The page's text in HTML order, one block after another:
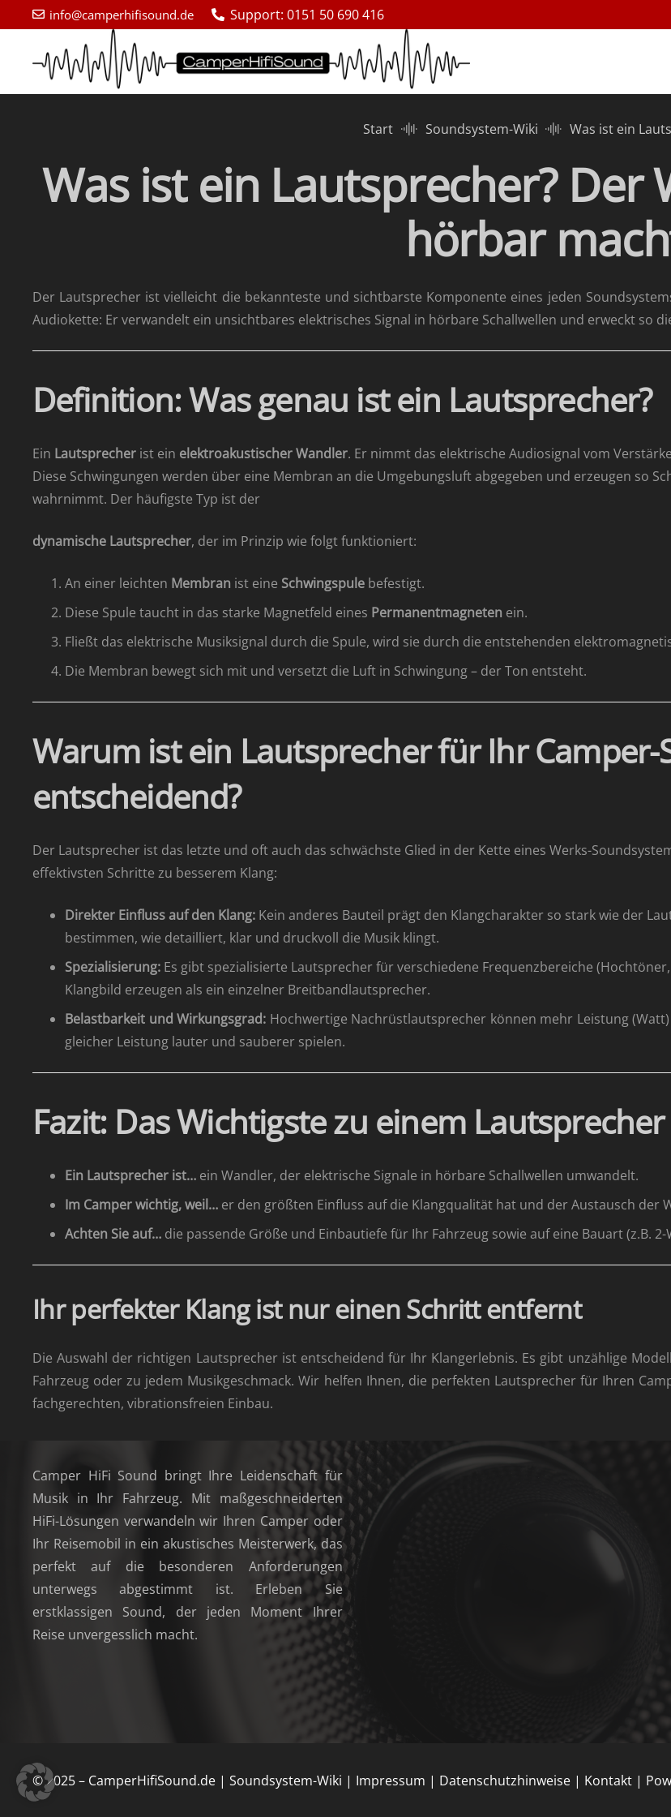
info@camperhifisound.de Support: 0151 50 690 416
Start Soundsystem-Wiki Was ist ein
Was ist ein Lautsprecher? Der
hörbar
Der Lautsprecher ist vielleicht die bekannteste und sichtbarste Komponente eines jeden
Audiokette: Er verwandelt ein unsichtbares elektrisches Signal in hörbare Schallwellen und erweckt so
Definition: Was genau ist ein Lautsprecher?
Ein Lautsprecher ist ein elektroakustischer Wandler. Er nimmt das elektrische Audiosignal vom
Diese Schwingungen werden über eine Membran an die Umgebungsluft abgegeben und erzeugen so
wahrnimmt. Der häufigste Typ ist der
dynamische Lautsprecher, der im Prinzip wie folgt funktioniert:
An einer leichten Membran ist eine Schwingspule befestigt.
Diese Spule taucht in das starke Magnetfeld eines Permanentmagneten ein.
Fließt das elektrische Musiksignal durch die Spule, wird sie durch die entstehenden
Die Membran bewegt sich mit und versetzt die Luft in Schwingung – der Ton entsteht.
Warum ist ein Lautsprecher für Ihr
entscheidend?
Der Lautsprecher ist das letzte und oft auch das schwächste Glied in der Kette eines Werks-
effektivsten Schritte zu besserem Klang:
Direkter Einfluss auf den Klang: Kein anderes Bauteil prägt den Klangcharakter so stark wie der
bestimmen, wie detailliert, klar und druckvoll die Musik klingt.
Spezialisierung: Es gibt spezialisierte Lautsprecher für verschiedene Frequenzbereiche
Klangbild erzeugen als ein einzelner Breitbandlautsprecher.
Belastbarkeit und Wirkungsgrad: Hochwertige Nachrüstlautsprecher können mehr Leistung
gleicher Leistung lauter und sauberer spielen.
Fazit: Das Wichtigste zu einem
Ein Lautsprecher ist… ein Wandler, der elektrische Signale in hörbare Schallwellen umwandelt.
Im Camper wichtig, weil… er den größten Einfluss auf die Klangqualität hat und der Austausch
Achten Sie auf… die passende Größe und Einbautiefe für Ihr Fahrzeug sowie auf eine Bauart (z.B.
Ihr perfekter Klang ist nur einen Schritt entfernt
Die Auswahl der richtigen Lautsprecher ist entscheidend für Ihr Klangerlebnis. Es gibt unzählige
Fahrzeug oder zu jedem Musikgeschmack. Wir helfen Ihnen, die perfekten Lautsprecher für Ihren
fachgerechten, vibrationsfreien Einbau.
Camper HiFi Sound bringt Ihre Leidenschaft für
Musik in Ihr Fahrzeug. Mit maßgeschneiderten
HiFi-Lösungen verwandeln wir Ihren Camper oder
Ihr Reisemobil in ein akustisches Meisterwerk, das
perfekt auf die besonderen Anforderungen
unterwegs abgestimmt ist. Erleben Sie
erstklassigen Sound, der jeden Moment Ihrer
Reise unvergesslich macht.
© 2025 – CamperHifiSound.de | Soundsystem-Wiki | Impressum | Datenschutzhinweise | Kontakt |